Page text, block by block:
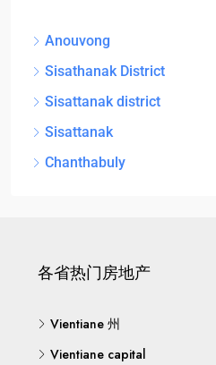
Anouvong
Sisathanak District
Sisattanak district
Sisattanak
Chanthabuly
各省热门房地产
Vientiane 州
Vientiane capital